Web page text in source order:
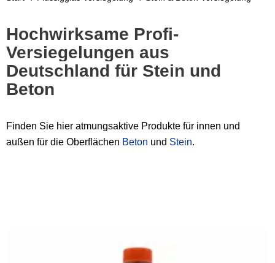
Hochwirksame Profi-
Versiegelungen aus
Deutschland für Stein und
Beton
Finden Sie hier atmungsaktive Produkte für innen und
außen für die Oberflächen Beton und Stein.